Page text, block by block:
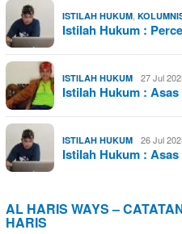
ISTILAH HUKUM,
Istilah Hukum :
ISTILAH HUKUM 27 Jul
Istilah Hukum :
ISTILAH HUKUM 26 Jul
Istilah Hukum :
AL HARIS WAYS –
HARIS